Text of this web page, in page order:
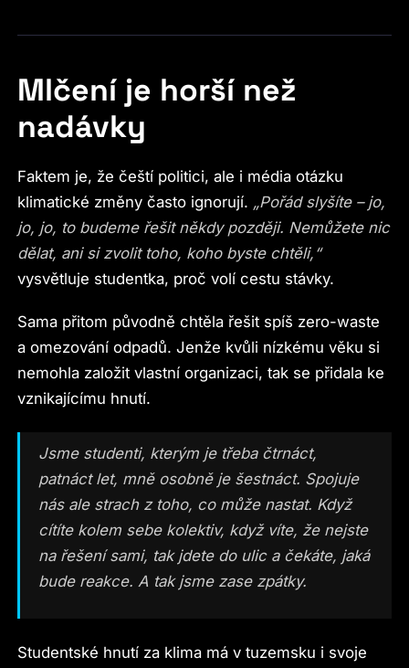
Mlčení je horší než
nadávky
Faktem je, že čeští politici, ale i média otázku
klimatické změny často ignorují. „Pořád slyšíte – jo,
jo, jo, to budeme řešit někdy později. Nemůžete nic
dělat, ani si zvolit toho, koho byste chtěli,“
vysvětluje studentka, proč volí cestu stávky.
Sama přitom původně chtěla řešit spíš zero-waste
a omezování odpadů. Jenže kvůli nízkému věku si
nemohla založit vlastní organizaci, tak se přidala ke
vznikajícímu hnutí.
Jsme studenti, kterým je třeba čtrnáct,
patnáct let, mně osobně je šestnáct. Spojuje
nás ale strach z toho, co může nastat. Když
cítíte kolem sebe kolektiv, když víte, že nejste
na řešení sami, tak jdete do ulic a čekáte, jaká
bude reakce. A tak jsme zase zpátky.
Studentské hnutí za klima má v tuzemsku i svoje